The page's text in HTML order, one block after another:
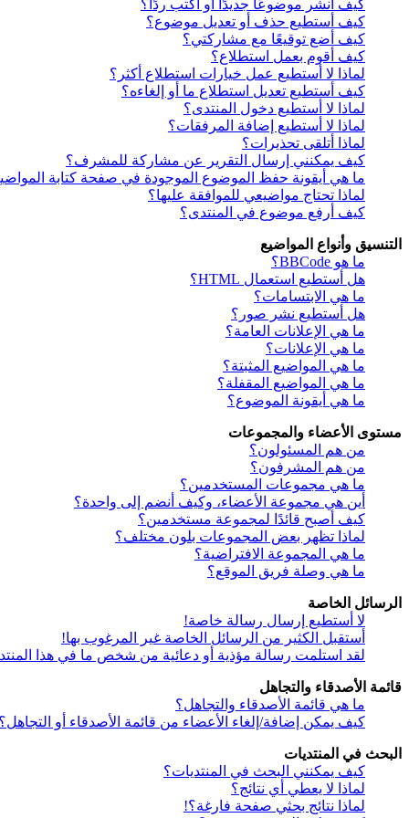
كيف أنشر موضوعًا جديدًا أو أكتب ردًا؟
كيف أستطيع حذف أو تعديل موضوع؟
كيف أضع توقيعًا مع مشاركتي؟
كيف أقوم بعمل استطلاع؟
لماذا لا أستطيع عمل خيارات استطلاع أكثر؟
كيف أستطيع تعديل استطلاع ما أو إلغاءه؟
لماذا لا أستطيع دخول المنتدى؟
لماذا لا أستطيع إضافة المرفقات؟
لماذا أتلقى تحذيرات؟
كيف يمكنني إرسال التقرير عن مشاركة للمشرف؟
ما هي أيقونة حفظ الموضوع الموجودة في صفحة كتابة
لماذا تحتاج مواضيعي للموافقة عليها؟
كيف أرفع موضوع في المنتدى؟
التنسيق وأنواع المواضيع
ما هو BBCode؟
هل أستطيع استعمال HTML؟
ما هي الابتسامات؟
هل أستطيع نشر صور؟
ما هي الإعلانات العامة؟
ما هي الإعلانات؟
ما هي المواضيع المثبتة؟
ما هي المواضيع المقفلة؟
ما هي أيقونة الموضوع؟
مستوى الأعضاء والمجموعات
من هم المسئولون؟
من هم المشرفون؟
ما هي مجموعات المستخدمين؟
أين هي مجموعة الأعضاء، وكيف أنضم إلى واحدة؟
كيف أصبح قائدًا لمجموعة مستخدمين؟
لماذا تظهر بعض المجموعات بلون مختلف؟
ما هي المجموعة الافتراضية؟
ما هي وصلة فريق الموقع؟
الرسائل الخاصة
لا أستطيع إرسال رسالة خاصة!
أستقبل الكثير من الرسائل الخاصة غير المرغوب بها!
لقد استلمت رسالة مؤذية أو دعائية من شخص ما في هذا
قائمة الأصدقاء والتجاهل
ما هي قائمة الأصدقاء والتجاهل؟
كيف يمكن إضافة/إلغاء الأعضاء من قائمة الأصدقاء أو
البحث في المنتديات
كيف يمكنني البحث في المنتديات؟
لماذا لا يعطي أي نتائج؟
لماذا نتائج بحثي صفحة فارغة؟!